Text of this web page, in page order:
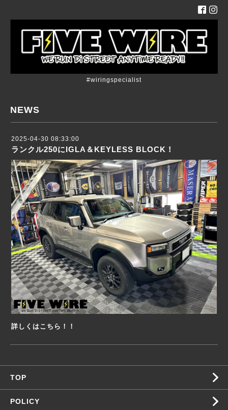
#wiringspecialist
NEWS
2025-04-30 08:33:00
ランクル250にIGLA＆KEYLESS BLOCK！
詳しくはこちら！！
TOP
POLICY